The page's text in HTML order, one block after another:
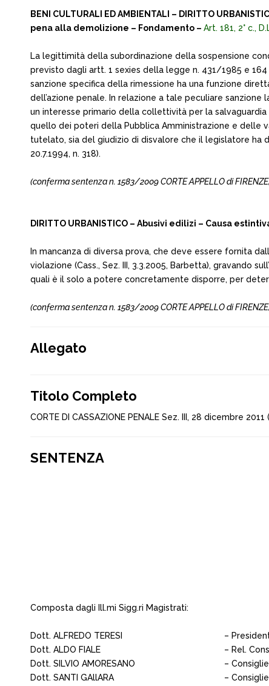
BENI CULTURALI ED AMBIENTALI – DIRITTO
pena alla demolizione – Fondamento – Art. 181, 2° c.,
La legittimità della subordinazione della sospensione
previsto dagli artt. 1 sexies della legge n. 431/1985 e
sanzione specifica della rimessione ha una funzione
dell’azione penale. In relazione a tale peculiare
un interesse primario della collettività per la
quello dei poteri della Pubblica Amministrazione e delle
tutelato, sia del giudizio di disvalore che il legislatore ha
20.7.1994, n. 318).
(conferma sentenza n. 1583/2009 CORTE APPELLO di
DIRITTO URBANISTICO – Abusivi edilizi – Causa
In mancanza di diversa prova, che deve essere fornita
violazione (Cass., Sez. III, 3.3.2005, Barbetta), gravando
quali è il solo a potere concretamente disporre, per
(conferma sentenza n. 1583/2009 CORTE APPELLO di
Allegato
Titolo Completo
CORTE DI CASSAZIONE PENALE Sez. III, 28 dicembre
SENTENZA
Composta dagli Ill.mi Sigg.ri Magistrati:
Dott. ALFREDO TERESI
–
Dott. ALDO FIALE
– Rel.
Dott. SILVIO AMORESANO
–
Dott. SANTI GAllARA
–